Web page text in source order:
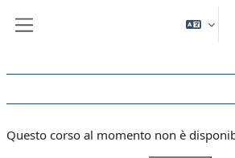
Questo corso al momento non è